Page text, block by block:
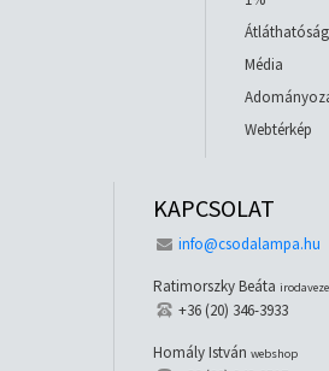
Átláthatóság
Média
Webtérkép
KAPCSOLAT
info@csodalampa.hu
Ratimorszky Beáta
+36 (20) 346-3933
Homály István webshop